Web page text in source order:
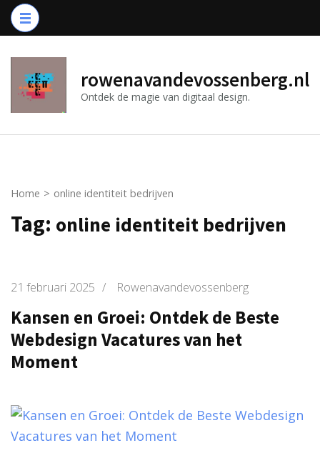
Ga
naar
(druk
Enter)
rowenavandevossenberg.nl
Ontdek de magie van digitaal design.
Home > online identiteit bedrijven
Tag: online identiteit bedrijven
21 februari 2025 / Rowenavandevossenberg
Kansen en Groei: Ontdek de Beste
Webdesign Vacatures van het
Moment